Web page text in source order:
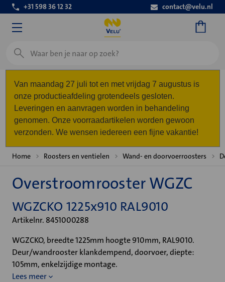
+31 598 36 12 32 contact@velu.nl
Zoeken
Van maandag 27 juli tot en met vrijdag 7 augustus is
onze productieafdeling grotendeels gesloten.
Leveringen en aanvragen worden in behandeling
genomen. Onze voorraadartikelen worden gewoon
verzonden. We wensen iedereen een fijne vakantie!
Home Roosters en ventielen Wand- en doorvoerroosters
Overstroomrooster WGZC
WGZCKO 1225x910 RAL9010
Artikelnr. 8451000288
WGZCKO, breedte 1225mm hoogte 910mm, RAL9010.
Deur/wandrooster klankdempend, doorvoer, diepte:
105mm, enkelzijdige montage.
Lees meer